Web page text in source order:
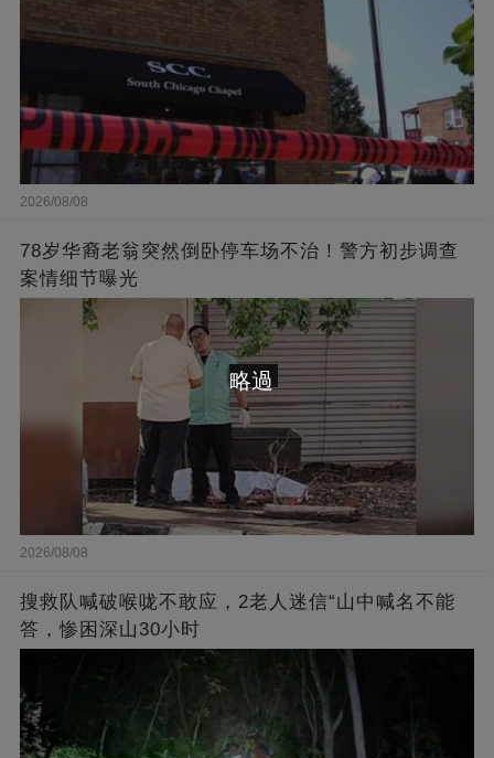
2026/08/08
78岁华裔老翁突然倒卧停车场不治！警方初步调查
案情细节曝光
2026/08/08
搜救队喊破喉咙不敢应，2老人迷信“山中喊名不能
答，惨困深山30小时
略過